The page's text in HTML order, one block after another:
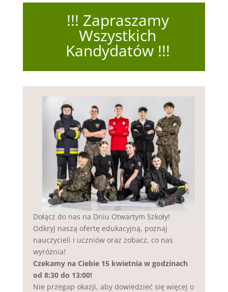
!!! Zapraszamy
Wszystkich
Kandydatów !!!
Dołącz do nas na Dniu Otwartym Szkoły!
Odkryj naszą ofertę edukacyjną, poznaj
nauczycieli i uczniów oraz zobacz, co nas
wyróżnia!
Czekamy na Ciebie 15 kwietnia w godzinach
od 8:30 do 13:00!
Nie przegap okazji, aby dowiedzieć się więcej o